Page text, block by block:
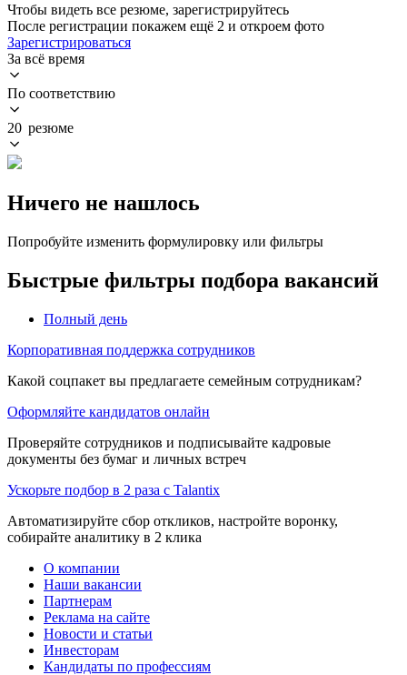
Чтобы видеть все резюме, зарегистрируйтесь
После регистрации покажем ещё 2 и откроем фото
Зарегистрироваться
За всё время
По соответствию
20 резюме
Ничего не нашлось
Попробуйте изменить формулировку или фильтры
Быстрые фильтры подбора вакансий
Полный день
Корпоративная поддержка сотрудников
Какой соцпакет вы предлагаете семейным сотрудникам?
Оформляйте кандидатов онлайн
Проверяйте сотрудников и подписывайте кадровые
документы без бумаг и личных встреч
Ускорьте подбор в 2 раза с Talantix
Автоматизируйте сбор откликов, настройте воронку,
собирайте аналитику в 2 клика
О компании
Наши вакансии
Партнерам
Реклама на сайте
Новости и статьи
Инвесторам
Кандидаты по профессиям